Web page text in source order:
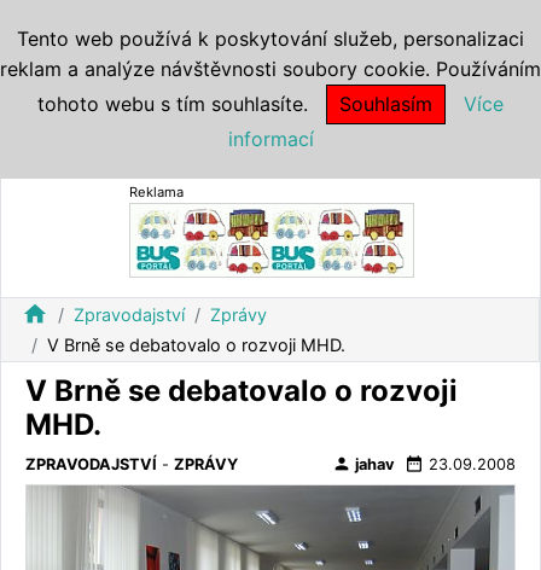
Reklama
home Zpravodajství
Zprávy
V Brně se debatovalo o rozvoji MHD.
V Brně se debatovalo o rozvoji
MHD.
ZPRAVODAJSTVÍ - ZPRÁVY person jahav date_range 23.09.2008
Tento web používá k poskytování služeb, personalizaci
reklam a analýze návštěvnosti soubory cookie. Používáním
tohoto webu s tím souhlasíte.
Souhlasím
Více
informací